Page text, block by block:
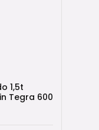
1,5t
Tegra 600